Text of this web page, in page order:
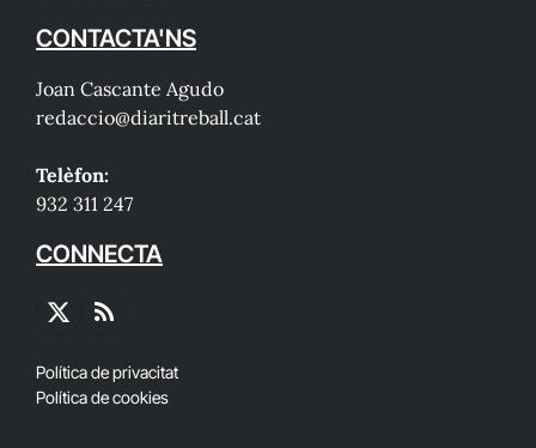
CONTACTA'NS
Joan Cascante Agudo
redaccio@diaritreball.cat
Telèfon:
932 311 247
CONNECTA
X
RSS
Política de privacitat
Política de cookies